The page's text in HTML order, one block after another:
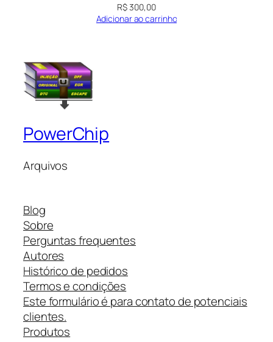
R$300,00
Adicionar ao carrinho
PowerChip
Arquivos
Blog
Sobre
Perguntas frequentes
Autores
Histórico de pedidos
Termos e condições
Este formulário é para contato de potenciais
clientes.
Produtos